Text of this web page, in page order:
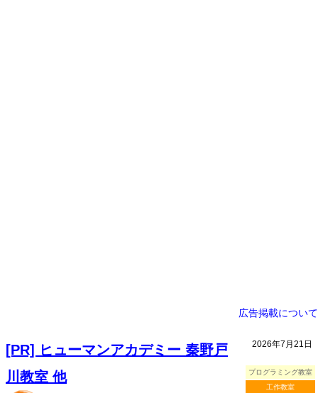
広告掲載について
2026年7月21日
プログラミング教室
工作教室
[PR] ヒューマンアカデミー 秦野戸
川教室 他